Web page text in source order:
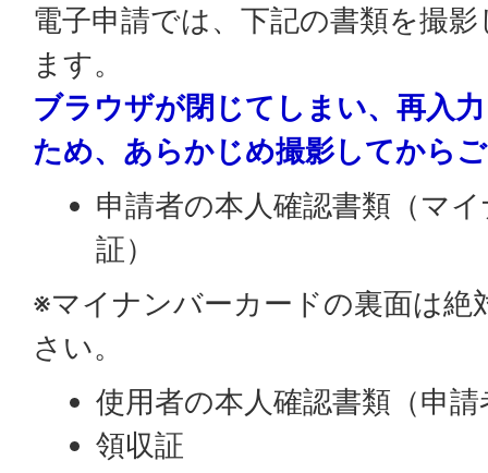
電子申請では、下記の書類を撮
ます。
ブラウザが閉じてしまい、再入
ため、あらかじめ撮影してから
申請者の本人確認書類（マ
証）
※マイナンバーカードの裏面は絶
さい。
使用者の本人確認書類（申
領収証